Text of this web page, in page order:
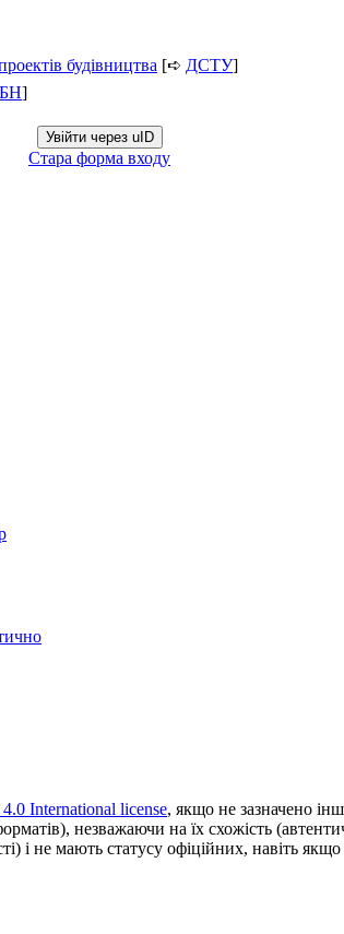
будівництва [➪ ДСТУ]
]
Увійти через uID
Стара форма входу
International license, якщо не зазначено
незважаючи на їх схожість
не мають статусу офіційних, навіть якщо